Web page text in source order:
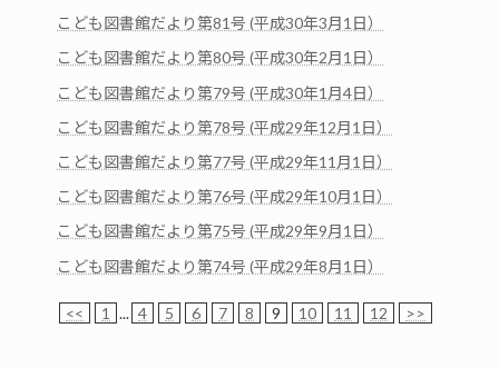
こども図書館だより第81号 (平成30年3月1日）
こども図書館だより第80号 (平成30年2月1日）
こども図書館だより第79号 (平成30年1月4日）
こども図書館だより第78号 (平成29年12月1日）
こども図書館だより第77号 (平成29年11月1日）
こども図書館だより第76号 (平成29年10月1日）
こども図書館だより第75号 (平成29年9月1日）
こども図書館だより第74号 (平成29年8月1日）
<< 1 ... 4 5 6 7 8 9 10 11 12 >>